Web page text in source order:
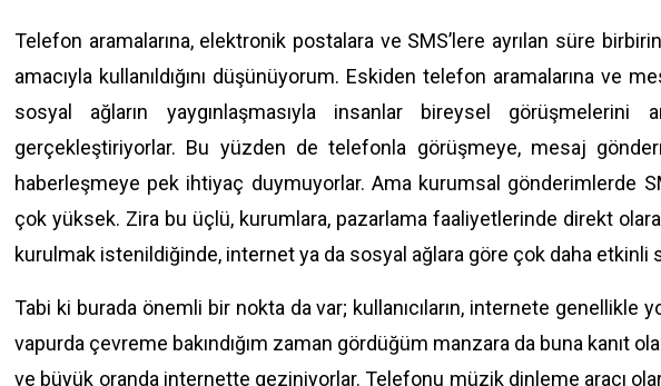
Telefon aramalarına, elektronik postalara ve SMS’lere ayrılan süre
amacıyla kullanıldığını düşünüyorum. Eskiden telefon aramalarına ve
sosyal ağların yaygınlaşmasıyla insanlar bireysel
gerçekleştiriyorlar. Bu yüzden de telefonla görüşmeye, mesaj
haberleşmeye pek ihtiyaç duymuyorlar. Ama kurumsal gönderimlerde
çok yüksek. Zira bu üçlü, kurumlara, pazarlama faaliyetlerinde direkt
kurulmak istenildiğinde, internet ya da sosyal ağlara göre çok daha etkinli
Tabi ki burada önemli bir nokta da var; kullanıcıların, internete genellikle
vapurda çevreme bakındığım zaman gördüğüm manzara da buna kanıt
ve büyük oranda internette geziniyorlar. Telefonu müzik dinleme aracı